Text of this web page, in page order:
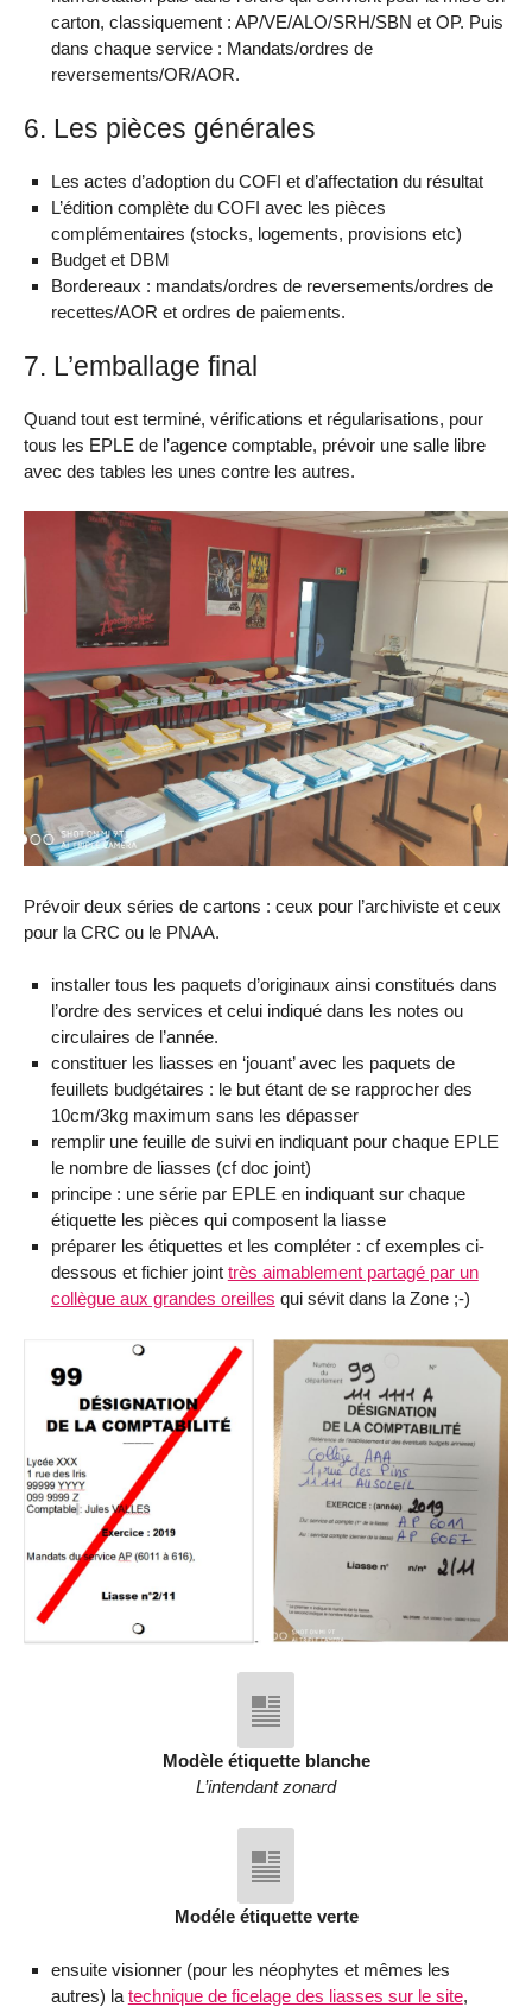
carton, classiquement : AP/VE/ALO/SRH/SBN et OP. Puis
dans chaque service : Mandats/ordres de
reversements/OR/AOR.
6. Les pièces générales
Les actes d’adoption du COFI et d’affectation du résultat
L’édition complète du COFI avec les pièces
complémentaires (stocks, logements, provisions etc)
Budget et DBM
Bordereaux : mandats/ordres de reversements/ordres de
recettes/AOR et ordres de paiements.
7. L’emballage final
Quand tout est terminé, vérifications et régularisations, pour
tous les EPLE de l’agence comptable, prévoir une salle libre
avec des tables les unes contre les autres.
Prévoir deux séries de cartons : ceux pour l’archiviste et ceux
pour la CRC ou le PNAA.
installer tous les paquets d’originaux ainsi constitués dans
l’ordre des services et celui indiqué dans les notes ou
circulaires de l’année.
constituer les liasses en ‘jouant’ avec les paquets de
feuillets budgétaires : le but étant de se rapprocher des
10cm/3kg maximum sans les dépasser
remplir une feuille de suivi en indiquant pour chaque EPLE
le nombre de liasses (cf doc joint)
principe : une série par EPLE en indiquant sur chaque
étiquette les pièces qui composent la liasse
préparer les étiquettes et les compléter : cf exemples ci-
dessous et fichier joint très aimablement partagé par un
collègue aux grandes oreilles qui sévit dans la Zone ;-)
Modèle étiquette blanche
L’intendant zonard
Modéle étiquette verte
ensuite visionner (pour les néophytes et mêmes les
autres) la technique de ficelage des liasses sur le site,